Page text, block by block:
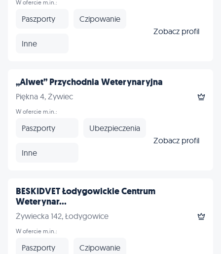
W ofercie m.in.:
Paszporty Czipowanie
Inne
Zobacz profil
„Alwet” Przychodnia Weterynaryjna
Piękna 4, Żywiec
W ofercie m.in.:
Paszporty Ubezpieczenia
Inne
Zobacz profil
BESKIDVET Łodygowickie Centrum
Weterynar...
Żywiecka 142, Łodygowice
W ofercie m.in.:
Paszporty Czipowanie